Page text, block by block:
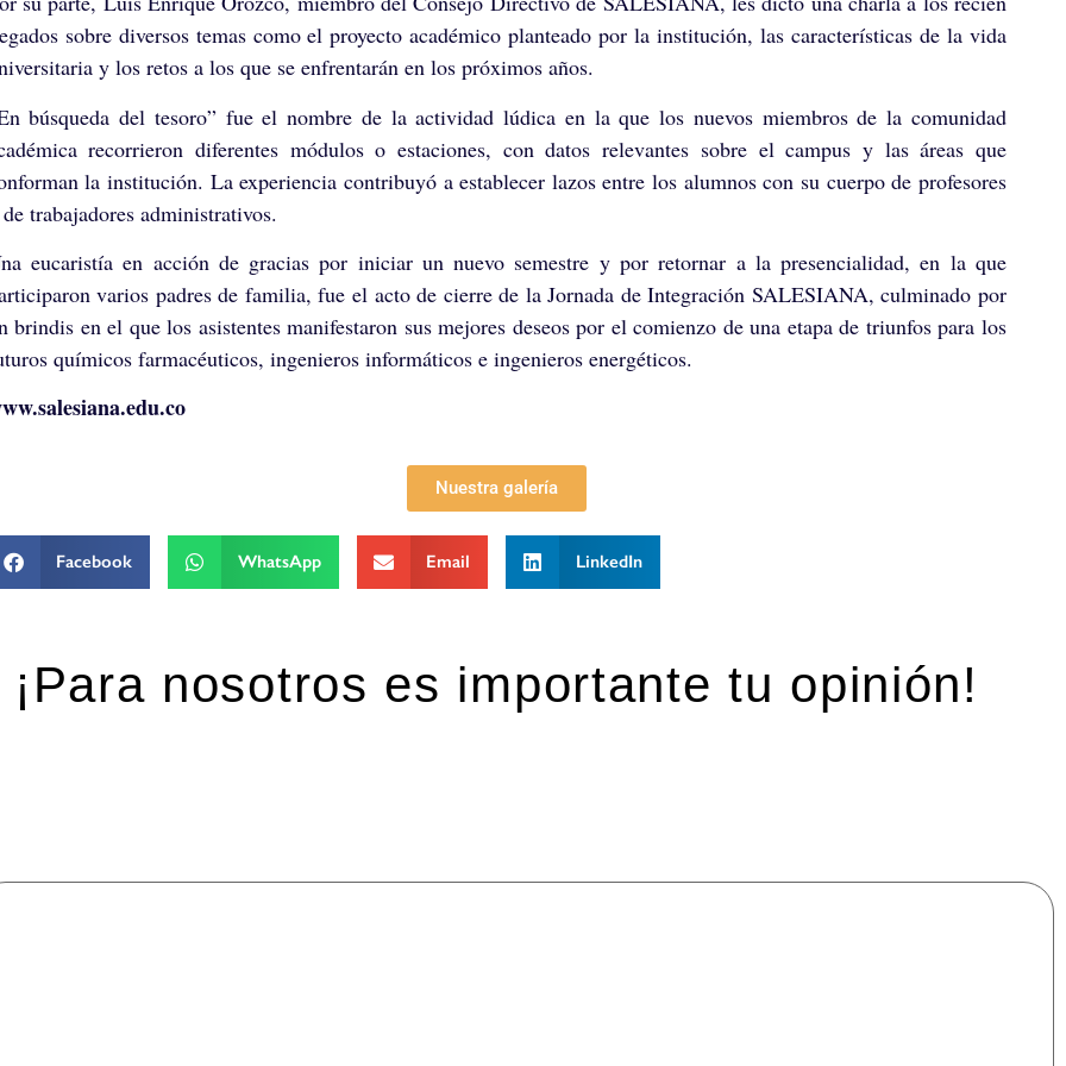
sobre diversos temas como el proyecto académico planteado por la institución, las características de la vida
y los retos a los que se enfrentarán en los próximos años.
búsqueda del tesoro” fue el nombre de la actividad lúdica en la que los nuevos miembros de la comunidad
recorrieron diferentes módulos o estaciones, con datos relevantes sobre el campus y las áreas que
la institución. La experiencia contribuyó a establecer lazos entre los alumnos con su cuerpo de profesores
trabajadores administrativos.
eucaristía en acción de gracias por iniciar un nuevo semestre y por retornar a la presencialidad, en la que
varios padres de familia, fue el acto de cierre de la Jornada de Integración SALESIANA, culminado por
brindis en el que los asistentes manifestaron sus mejores deseos por el comienzo de una etapa de triunfos para los
químicos farmacéuticos, ingenieros informáticos e ingenieros energéticos.
Nuestra galería
Facebook WhatsApp Email LinkedIn
¡Para nosotros es importante tu opinión!